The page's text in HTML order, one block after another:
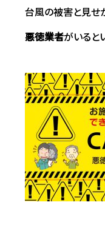
台風の被害と見せ
悪徳業者がいると